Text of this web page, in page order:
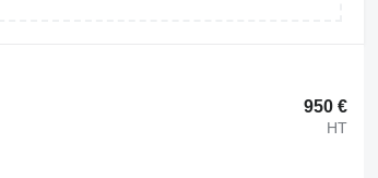
950 €
HT